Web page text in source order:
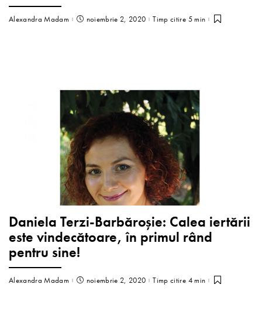
Alexandra Madam noiembrie 2, 2020 Timp citire 5 min
Daniela Terzi-Barbăroșie: Calea iertării
este vindecătoare, în primul rând
pentru sine!
Alexandra Madam noiembrie 2, 2020 Timp citire 4 min